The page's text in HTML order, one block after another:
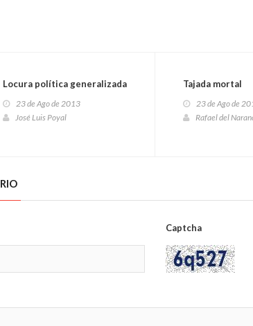
Locura política generalizada
23 de Ago de 2013
José Luis Poyal
Tajada mortal
23 de Ago de
Rafael del
Captcha